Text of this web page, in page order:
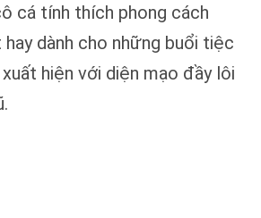
cá tính thích phong cách
dành cho những buổi tiệc
hiện với diện mạo đầy lôi